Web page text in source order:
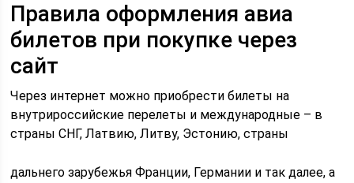
Правила оформления авиа
билетов при покупке через
сайт
Через интернет можно приобрести билеты на
внутрироссийские перелеты и международные – в
страны СНГ, Латвию, Литву, Эстонию, страны
дальнего зарубежья Франции, Германии и так далее, а